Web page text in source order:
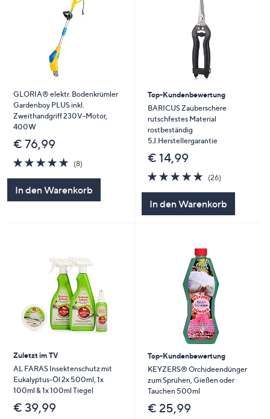
GLORIA® elektr. Bodenkrümler
Gardenboy PLUS inkl.
Zweithandgriff 230V-Motor,
400W
€ 76,99
4.9
von
(8)8
In den Warenkorb
Top-Kundenbewertung
BARICUS Zauberschere
rutschfestes Material
rostbeständig
5J.Herstellergarantie
€ 14,99
4.8
von
(26)26
In den Warenkorb
Zuletzt im TV
AL FARAS Insektenschutz mit
Eukalyptus-Öl 2x 500ml, 1x
100ml & 1x 100ml Tiegel
€ 39,99
Top-Kundenbewertung
KEYZERS® Orchideendünger
zum Sprühen, Gießen oder
Tauchen 500ml
€ 25,99